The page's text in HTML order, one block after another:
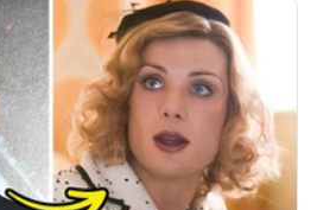
de ce qu’elles sont vraiment.